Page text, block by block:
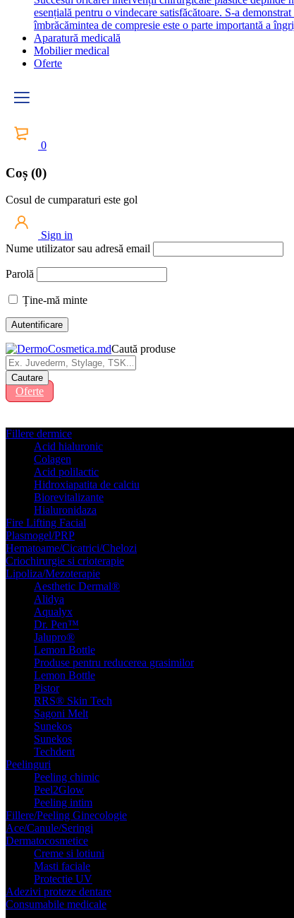
esențială pentru o vindecare satisfăcătoare. S-a
îmbrăcămintea de compresie este o parte importantă a
Aparatură medicală
Mobilier medical
Oferte
0
Coș (0)
Cosul de cumparaturi este gol
Sign in
Nume utilizator sau adresă email
Parolă
Ține-mă minte
Caută produse
Oferte
Fillere dermice
Acid hialuronic
Colagen
Acid polilactic
Hidroxiapatita de calciu
Biorevitalizante
Hialuronidaza
Fire Lifting Facial
Plasmogel/PRP
Hematoame/Cicatrici/Chelozi
Criochirurgie si crioterapie
Lipoliza/Mezoterapie
Aesthetic Dermal®
Alidya
Aqualyx
Dr. Pen™
Jalupro®
Lemon Bottle
Produse pentru reducerea grasimilor
Lemon Bottle
Pistor
RRS® Skin Tech
Sagoni Melt
Sunekos
Sunekos
Techdent
Peelinguri
Peeling chimic
Peel2Glow
Peeling intim
Fillere/Peeling Ginecologie
Ace/Canule/Seringi
Dermatocosmetice
Creme si lotiuni
Masti faciale
Protectie UV
Adezivi proteze dentare
Consumabile medicale